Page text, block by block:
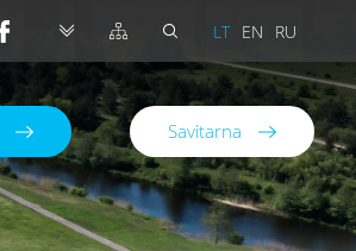
LT EN RU
Savitarna